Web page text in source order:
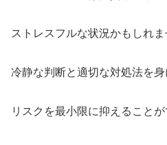
ストレスフルな状況かもしれま
冷静な判断と適切な対処法を身
リスクを最小限に抑えることが